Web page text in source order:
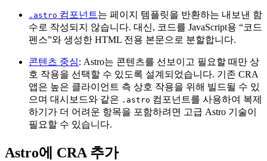
.astro 컴포넌트는 페이지 템플릿을 반환하는 내보낸 함
수로 작성되지 않습니다. 대신, 코드를 JavaScript용 “코드
펜스”와 생성한 HTML 전용 본문으로 분할합니다.
콘텐츠 중심: Astro는 콘텐츠를 선보이고 필요할 때만 상
호 작용을 선택할 수 있도록 설계되었습니다. 기존 CRA
앱은 높은 클라이언트 측 상호 작용을 위해 빌드될 수 있
으며 대시보드와 같은 .astro 컴포넌트를 사용하여 복제
하기가 더 어려운 항목을 포함하려면 고급 Astro 기술이
필요할 수 있습니다.
Astro에 CRA 추가